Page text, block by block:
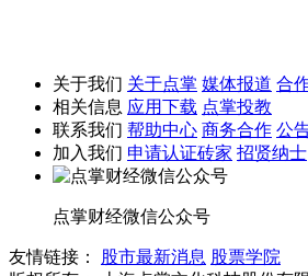
关于我们 关于点掌 媒体报道 合
相关信息 应用下载 点掌投教
联系我们 帮助中心 商务合作 公
加入我们 申请认证砖家 招贤纳士
点掌财经微信公众号
友情链接： 股市最新消息 股票学院